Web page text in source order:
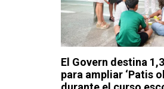
El Govern destina
para ampliar ‘Patis